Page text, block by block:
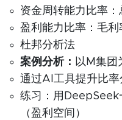
资金周转能力比率
盈利能力比率：毛
杜邦分析法
案例分析： 以M集团
通过AI工具提升比率
练习：用
（盈利空间）